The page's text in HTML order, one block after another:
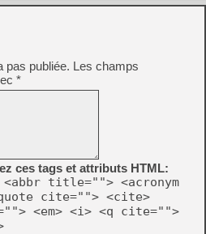
pas publiée. Les champs
*
ces tags et attributs HTML:
title=""> <acronym
cite=""> <cite>
<em> <i> <q cite="">